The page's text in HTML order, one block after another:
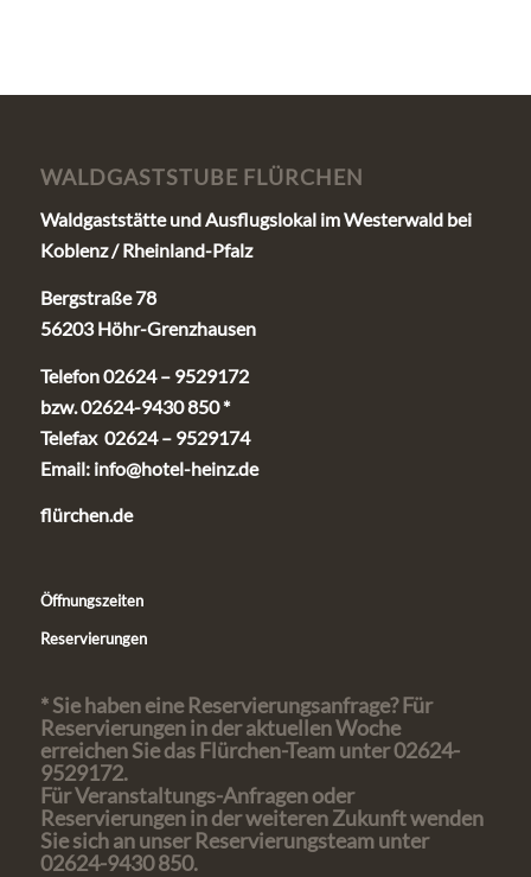
WALDGASTSTUBE FLÜRCHEN
Waldgaststätte und Ausflugslokal im Westerwald bei
Koblenz / Rheinland-Pfalz
Bergstraße 78
56203 Höhr-Grenzhausen
Telefon 02624 – 9529172
bzw. 02624-9430 850 *
Telefax 02624 – 9529174
Email: info@hotel-heinz.de
flürchen.de
Öffnungszeiten
Reservierungen
* Sie haben eine Reservierungsanfrage? Für
Reservierungen in der aktuellen Woche
erreichen Sie das Flürchen-Team unter 02624-
9529172.
Für Veranstaltungs-Anfragen oder
Reservierungen in der weiteren Zukunft wenden
Sie sich an unser Reservierungsteam unter
02624-9430 850.